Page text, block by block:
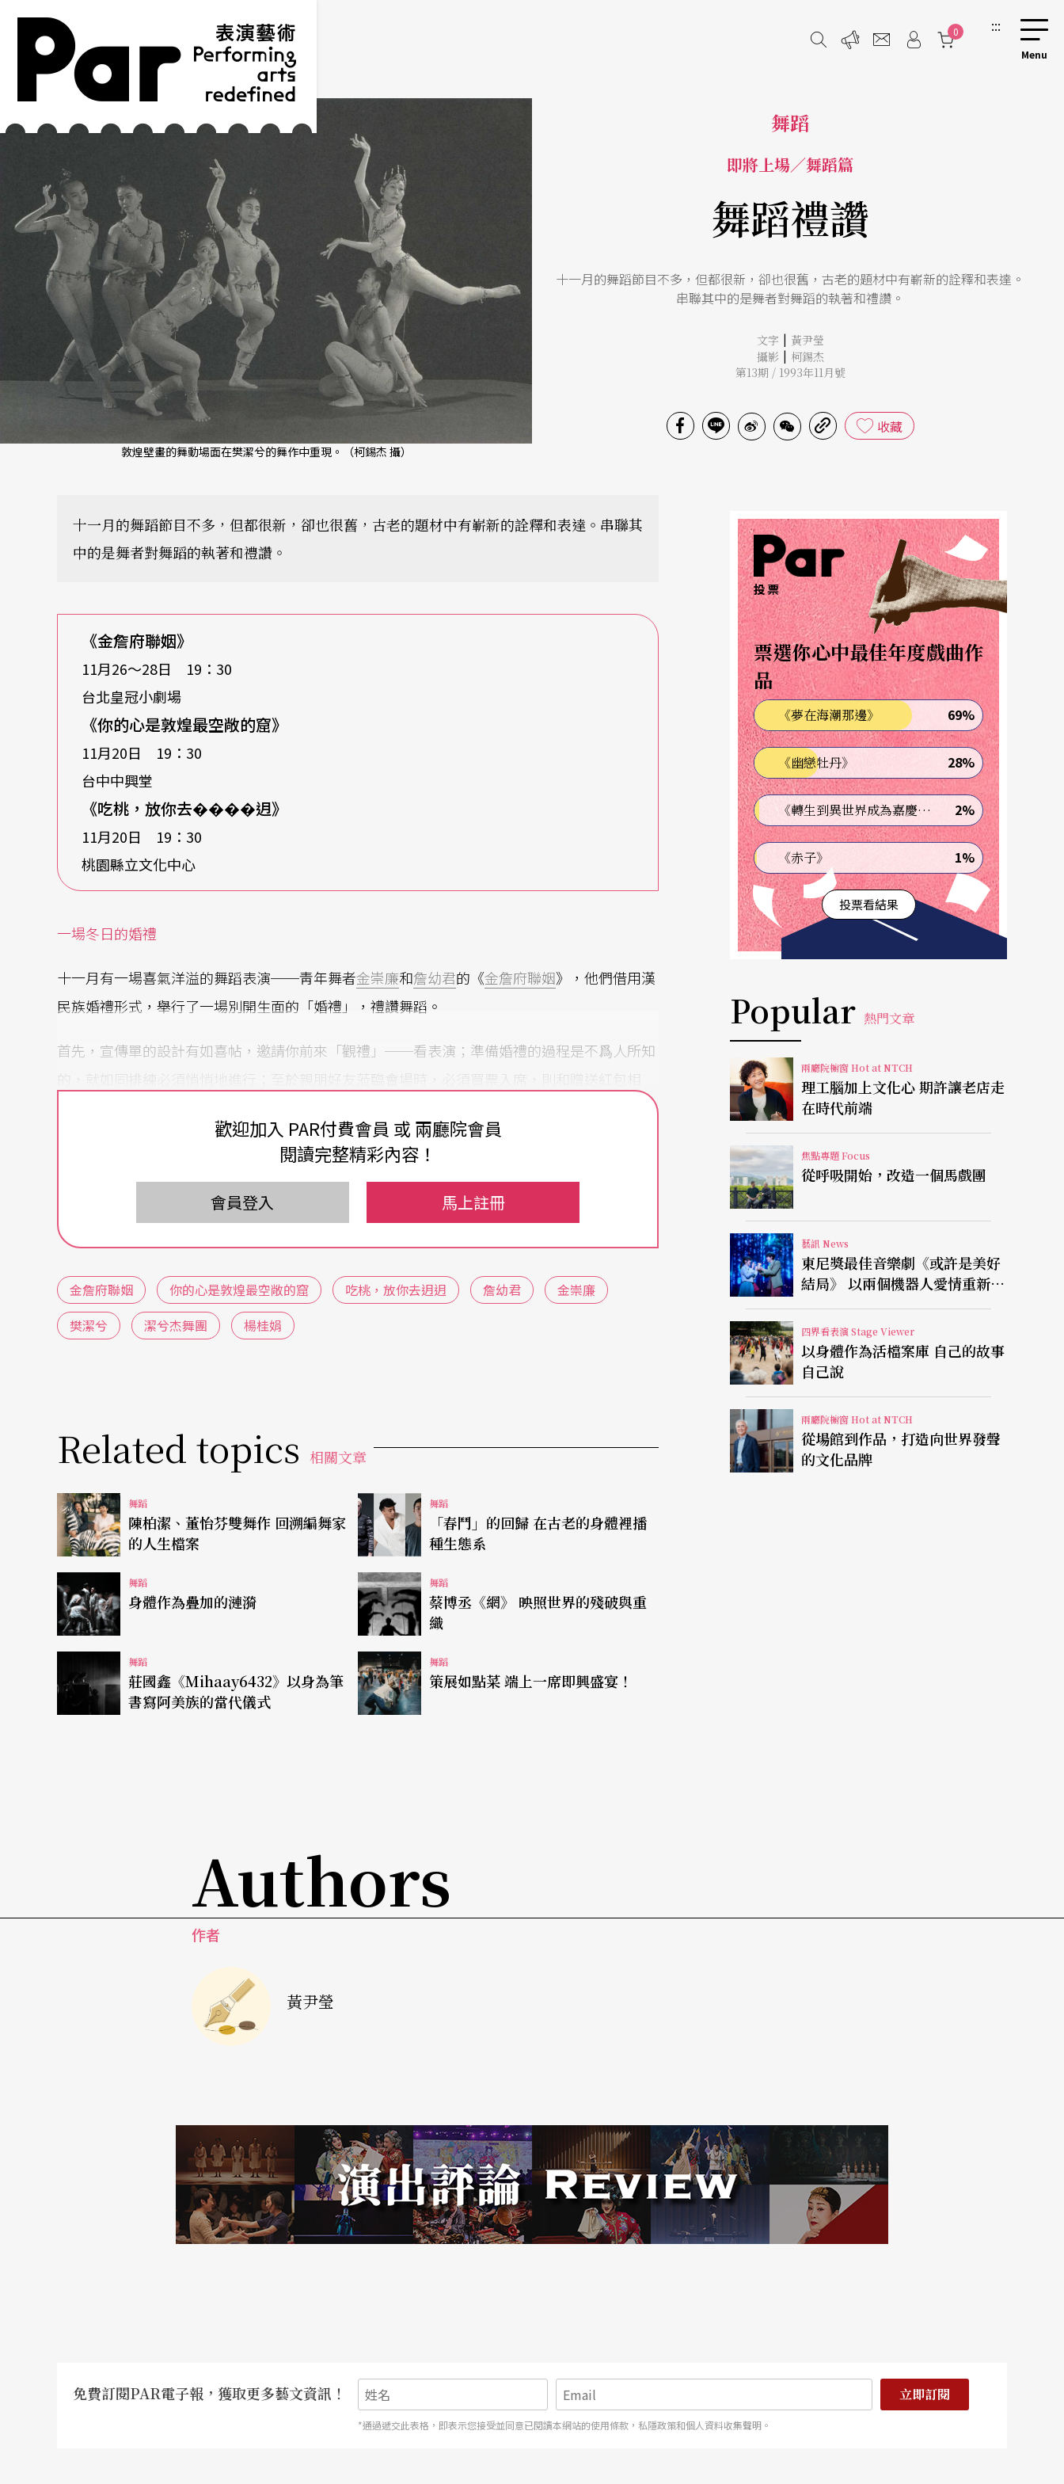
跳到主要內容區塊
網站導覽
0 :::
敦煌壁畫的舞動場面在樊潔兮的舞作中重現。（柯錫杰 攝）
舞蹈
即將上場／舞蹈篇
舞蹈禮讚
十一月的舞蹈節目不多，但都很新，卻也很舊，古老的題材中有嶄新的詮釋和表達。
串聯其中的是舞者對舞蹈的執著和禮讚。
文字 | 黃尹瑩
攝影 | 柯錫杰
第13期 / 1993年11月號
收藏
十一月的舞蹈節目不多，但都很新，卻也很舊，古老的題材中有嶄新的詮釋和表達。串聯其
中的是舞者對舞蹈的執著和禮讚。
《金詹府聯姻》
11月26〜28日 19：30
台北皇冠小劇場
《你的心是敦煌最空敞的窟》
11月20日 19：30
台中中興堂
《吃桃，放你去����迌》
11月20日 19：30
桃園縣立文化中心
一場冬日的婚禮
十一月有一場喜氣洋溢的舞蹈表演──靑年舞者金崇廉和詹幼君的《金詹府聯姻》，他們借用漢
民族婚禮形式，舉行了一場別開生面的「婚禮」，禮讚舞蹈。
首先，宣傳單的設計有如喜帖，邀請你前來「觀禮」──看表演；準備婚禮的過程是不爲人所知
的，就如同排練必須悄悄地進行；至於親朋好友蒞臨會場時，必須買票入席，則和贈送紅包相
舞蹈的前半部是「男方」和「女方」的介紹。新郞以獨舞的方式來追述自己成長的經歷，並提及
四個女人來反證自己生命的意義；新娘用佈滿舞台的鏡子反映出多面的自己，講述她對婚姻的些
許想法，並表示「結婚」不過是生命中的一種選擇。
下半場從單人舞進展爲雙人舞，他們同時在舞台上互跳對方的舊作──金崇廉的〈落塵〉和詹幼
君的〈單人床〉，象徵「交換戒指」的儀式，開始走入對方的生活，共同迎向不可知的未來。他
們還將邀請觀衆在劇場裡朗讀「致辭」和在「婚禮」結束之後「鬧洞房」。
復活的壁畫
舞蹈家樊潔兮多年旅居國外，以敦煌壁畫爲創作題材，編創了一套具有東方美的舞蹈。有不少人
誤以爲她是來自大陸的舞蹈家，事實上，她畢業於文化大學，後赴日本東京谷桃子芭蕾舞蹈團進
修，獲得團員最高技術畢業證書。一九八五年與攝影家柯錫杰結婚後，一同赴絲路（包括敦煌莫
高窟）進行釆風硏究，至今已進入第八個年頭，樊潔兮硏究敦煌舞蹈藝術，不但廣泛蒐集中日文
出版之專業書籍，同時從壁畫的舞動場面、瑜珈、太極和新疆少數民族舞蹈中，探尋出更多深遠
的創作泉源。《舞蹈雜誌》Dance Maga-zine的舞評家Daryl Ries用「前衛」來形容她的舞，因爲
他覺得樊潔兮的作品具有豐富的中國肢體語彙，同時又再創出中國舞蹈的新意。
此次展演的舞作有〈序曲〉、〈波浪的還原〉、〈叩〉、〈築夢踏實〉、〈有女飛天Ⅰ、Ⅱ〉。
另一場演出是楊桂娟與舞者的《吃桃，放你去𨑨迌》。楊桂娟是加州大學洛杉磯分校的舞蹈碩
士，回國四年多，創作不輟。她碩士論文的題目爲An Adventure of Dancing in Ink，探討中國書
法中「象形」和「形聲」文字的結構和舞蹈的關係。
除了偏好以中國的題材入舞，楊桂娟也喜愛超現實的風格，她坦誠這是受到達利的影響，「雖然
自己溝通，可以釋放現實中被壓抑的聲音；讓傳統和社會現狀並立於台上，則可以辯證出一種非
「𨑨迌」在台灣話當中，就是「遊賞」、「出巡」的意思。每年城隍爺慶生的時候，原本被
「關」在廟中的七爺和八爺，就會被請出來參加熱鬧的廟會遊行。伴隨著金鈸、鎖吶和鼓點，這
對一高一矮的最佳拍檔並列前進，穿過大街小巷，大膽鮮明的造型，在隊伍中非常搶眼。楊桂娟
的小曲。
歡迎加入 PAR付費會員 或 兩廳院會員
閱讀完整精彩內容！
會員登入 馬上註冊
金詹府聯姻 你的心是敦煌最空敞的窟 吃桃，放你去迌迌 詹幼君
金崇廉
樊潔兮
潔兮杰舞團 楊桂娟
Related topics 相關文章
舞蹈
陳柏潔、董怡芬雙舞作 回溯編舞家
的人生檔案
舞蹈
「春鬥」的回歸 在古老的身體裡播
種生態系
舞蹈
身體作為疊加的漣漪
舞蹈
蔡博丞《網》 映照世界的殘破與重
織
舞蹈
莊國鑫《Mihaay6432》以身為筆
書寫阿美族的當代儀式
舞蹈
策展如點菜 端上一席即興盛宴！
投票
票選你心中最佳年度戲曲作
品
《夢在海潮那邊》 69%
《幽戀牡丹》 28%
《轉生到異世界成為嘉慶君—發現我的祖先是詐騙集團!?》 2%
《赤子》 1%
投票看結果
Popular 熱門文章
兩廳院櫥窗 Hot at NTCH
理工腦加上文化心 期許讓老店走
在時代前端
焦點專題 Focus
從呼吸開始，改造一個馬戲團
藝訊 News
東尼獎最佳音樂劇《或許是美好
結局》 以兩個機器人愛情重新凝
視有限人生
四界看表演 Stage Viewer
以身體作為活檔案庫 自己的故事
自己說
兩廳院櫥窗 Hot at NTCH
從場館到作品，打造向世界發聲
的文化品牌
Authors
作者
黃尹瑩
免費訂閱PAR電子報，獲取更多藝文資訊！ 立即訂閱
*通過遞交此表格，即表示您接受並同意已閱讀本網站的使用條款，私隱政策和個人資料收集聲明。